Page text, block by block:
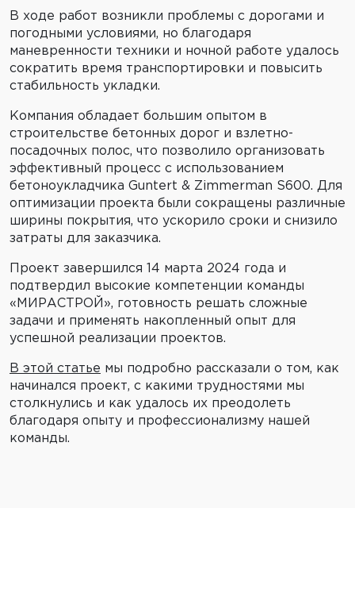
В ходе работ возникли проблемы с дорогами и
погодными условиями, но благодаря
маневренности техники и ночной работе удалось
сократить время транспортировки и повысить
стабильность укладки.
Компания обладает большим опытом в
строительстве бетонных дорог и взлетно-
посадочных полос, что позволило организовать
эффективный процесс с использованием
бетоноукладчика Guntert & Zimmerman S600. Для
оптимизации проекта были сокращены различные
ширины покрытия, что ускорило сроки и снизило
затраты для заказчика.
Проект завершился 14 марта 2024 года и
подтвердил высокие компетенции команды
«МИРАСТРОЙ», готовность решать сложные
задачи и применять накопленный опыт для
успешной реализации проектов.
В этой статье мы подробно рассказали о том, как
начинался проект, с какими трудностями мы
столкнулись и как удалось их преодолеть
благодаря опыту и профессионализму нашей
команды.